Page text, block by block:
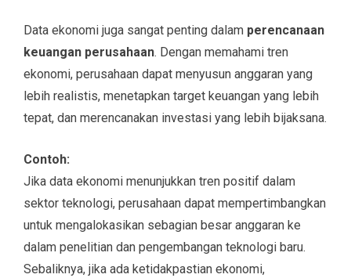
Data ekonomi juga sangat penting dalam perencanaan
keuangan perusahaan. Dengan memahami tren
ekonomi, perusahaan dapat menyusun anggaran yang
lebih realistis, menetapkan target keuangan yang lebih
tepat, dan merencanakan investasi yang lebih bijaksana.
Contoh:
Jika data ekonomi menunjukkan tren positif dalam
sektor teknologi, perusahaan dapat mempertimbangkan
untuk mengalokasikan sebagian besar anggaran ke
dalam penelitian dan pengembangan teknologi baru.
Sebaliknya, jika ada ketidakpastian ekonomi,